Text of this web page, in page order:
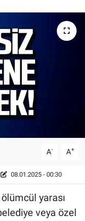
A- A+
08.01.2025 - 00:30
yarası
veya özel